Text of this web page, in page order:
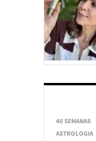
40 SEMANAS
ASTROLOGIA